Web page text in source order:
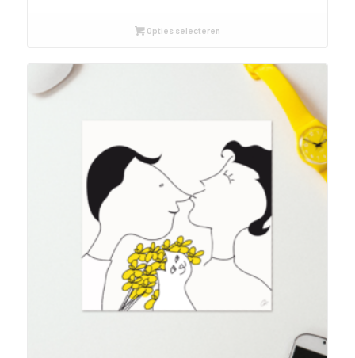
€ 2,50Opties selecteren